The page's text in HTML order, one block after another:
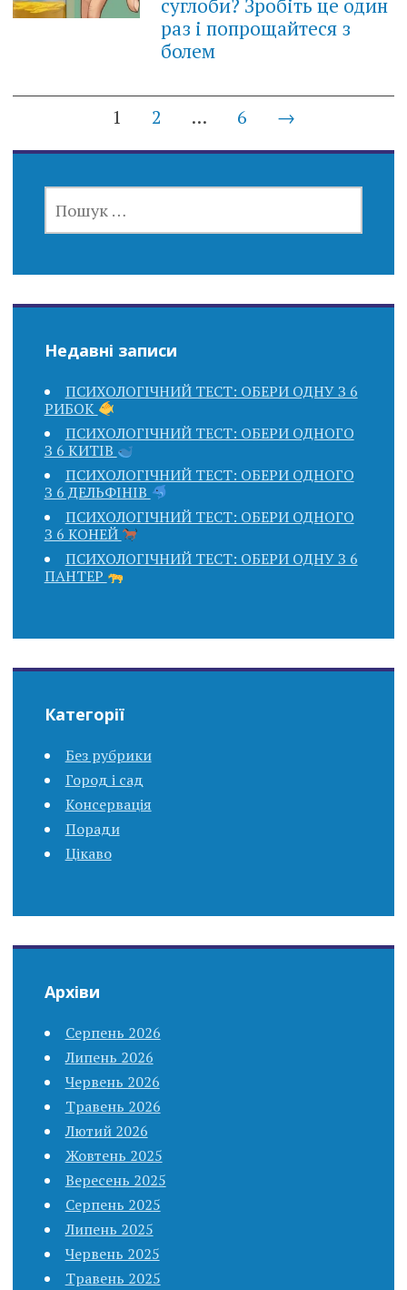
раз і попрощайтеся з
болем
navigation
1 2 … 6 →
Недавні записи
ПСИХОЛОГІЧНИЙ ТЕСТ: ОБЕРИ ОДНУ З 6
РИБОК
ПСИХОЛОГІЧНИЙ ТЕСТ: ОБЕРИ ОДНОГО
З 6 КИТІВ
ПСИХОЛОГІЧНИЙ ТЕСТ: ОБЕРИ ОДНОГО
З 6 ДЕЛЬФІНІВ
ПСИХОЛОГІЧНИЙ ТЕСТ: ОБЕРИ ОДНОГО
З 6 КОНЕЙ
ПСИХОЛОГІЧНИЙ ТЕСТ: ОБЕРИ ОДНУ З 6
ПАНТЕР
Категорії
Без рубрики
Город і сад
Консервація
Поради
Цікаво
Архіви
Серпень 2026
Липень 2026
Червень 2026
Травень 2026
Лютий 2026
Жовтень 2025
Вересень 2025
Серпень 2025
Липень 2025
Червень 2025
Травень 2025